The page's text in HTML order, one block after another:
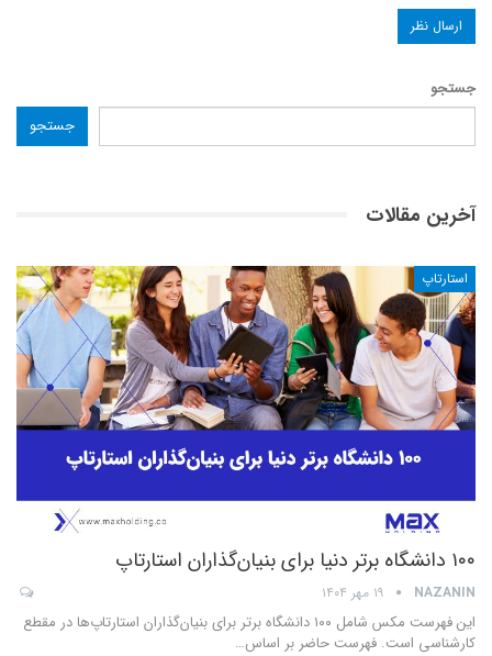
جستجو
جستجو
آخرین مقالات
استارتاپ
۱۰۰ دانشگاه برتر دنیا برای بنیان‌گذاران استارتاپ
NAZANIN ۱۹ مهر ۱۴۰۴
این فهرست مکس شامل ۱۰۰ دانشگاه برتر برای بنیان‌گذاران استارتاپ‌ها در مقطع
کارشناسی است. فهرست حاضر بر اساس…